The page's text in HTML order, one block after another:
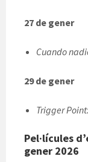
27 de gener
Cuando
29 de gener
Trigger
Pel·lícules
gener 2026